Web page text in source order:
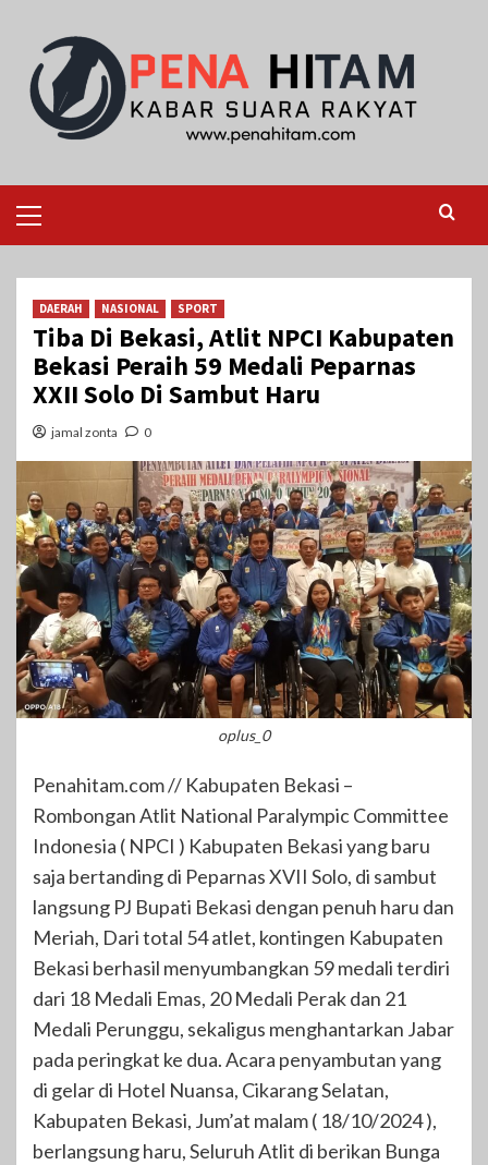
content
Menu
DAERAH NASIONAL SPORT
Tiba Di Bekasi, Atlit NPCI Kabupaten
Bekasi Peraih 59 Medali Peparnas
XXII Solo Di Sambut Haru
jamal zonta 0
oplus_0
Penahitam.com // Kabupaten Bekasi –
Rombongan Atlit National Paralympic Committee
Indonesia ( NPCI ) Kabupaten Bekasi yang baru
saja bertanding di Peparnas XVII Solo, di sambut
langsung PJ Bupati Bekasi dengan penuh haru dan
Meriah, Dari total 54 atlet, kontingen Kabupaten
Bekasi berhasil menyumbangkan 59 medali terdiri
dari 18 Medali Emas, 20 Medali Perak dan 21
Medali Perunggu, sekaligus menghantarkan Jabar
pada peringkat ke dua. Acara penyambutan yang
di gelar di Hotel Nuansa, Cikarang Selatan,
Kabupaten Bekasi, Jum’at malam ( 18/10/2024 ),
berlangsung haru, Seluruh Atlit di berikan Bunga